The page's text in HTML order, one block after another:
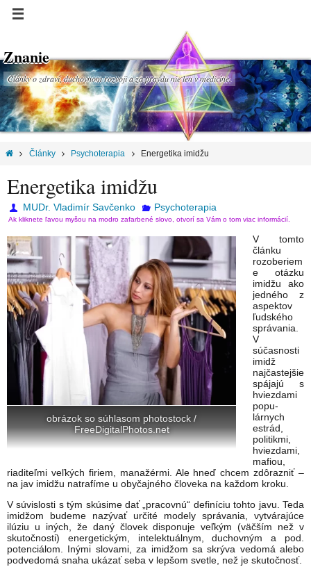
Znanie
Články o zdraví, duchovnom rozvoji a za pravdu nie len v medicíne.
Články Psychoterapia Energetika imidžu
Energetika imidžu
MUDr. Vladimír Savčenko Psychoterapia
Ak kliknete ľavou myšou na modro zafarbené slovo, otvorí sa Vám o tom viac informácií.
obrázok so súhlasom photostock /
FreeDigitalPhotos.net
V tomto
článku
rozoberiem
e otázku
imidžu ako
jedného z
aspektov
ľud­ského
správania.
V
súčasnosti
imidž
najčastejšie
spájajú s
hviezdami
popu­
lárnych
estrád,
politikmi,
hviezdami,
mafiou,
riaditeľmi veľkých firiem, manažérmi. Ale hneď chcem zdôrazniť –
na jav imidžu natrafíme u obyčajného človeka na každom kroku.
V sú­vislosti s tým skúsime dať „pracovnú“ definíciu tohto javu. Teda
imidžom budeme nazývať určité modely správania, vytvárajúce
ilúziu u iných, že daný človek disponuje veľkým (väčším než v
skutočnosti) energetickým, intelektuálnym, duchovným a pod.
potenciálom. Inými slovami, za imidžom sa skrýva vedomá alebo
podvedomá snaha ukázať seba v lepšom svetle, než je sku­točnosť.